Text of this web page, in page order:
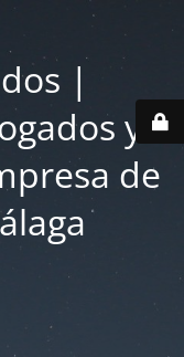
|
y
de